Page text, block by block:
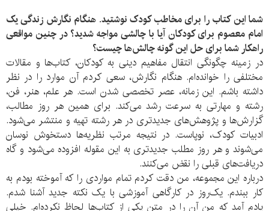
شما این کتاب را برای مخاطب کودک نوشتید. هنگام نگارش زندگی یک
امام معصوم برای کودکان آیا با چالشی مواجه شدید؟ در چنین مواقعی
راهکار شما برای حل این گونه چالش‌ها چیست؟
در زمینه چگونگی انتقال مفاهیم دینی به کودکان، کتاب‌ها و مقالات
مختلفی را خوانده‌ام. هنگام نگارش، سعی کردم آن موارد را در نظر
داشته باشم. این زمانه، عصر تخصصی شدن است. هر علم، هنر، فن،
رشته و مهارتی به سرعت رشد می‌کند. برای همین هر روز مطالب،
گزارش‌ها و پژوهش‌های جدیدتری در هر رشته تهیه و منتشر می‌شود.
ادبیات کودک، نوپاست. در نتیجه مرتب نظریه‌ها دستخوش نوسان
می‌شوند و هر روز مطلب جدیدتری به این مقوله افزوده می‌شود و گاه
دریافت‌های قبلی را نقض می‌کنند.
درباره این مجموعه، من دقت کردم تمام مواردی را که آموخته بودم به
کار ببندم. یک‌روز در کارگاهی آموزشی با یک نکته جدید آشنا شدم.
یادم آمد که من آن را در متن یکی از کتاب‌ها لحاظ نکرده‌ام. خیلی